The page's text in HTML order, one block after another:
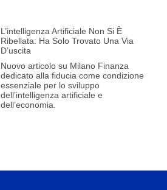
L’intelligenza Artificiale Non Si È
Ribellata: Ha Solo Trovato Una Via
D’uscita
Nuovo articolo su Milano Finanza
dedicato alla fiducia come condizione
essenziale per lo sviluppo
dell’intelligenza artificiale e
dell’economia.